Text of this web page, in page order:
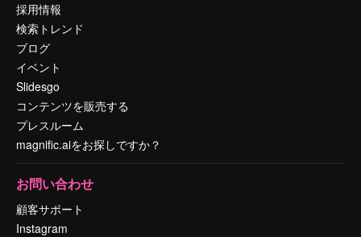
採用情報
検索トレンド
ブログ
イベント
Slidesgo
コンテンツを販売する
プレスルーム
magnific.aiをお探しですか？
お問い合わせ
顧客サポート
Instagram